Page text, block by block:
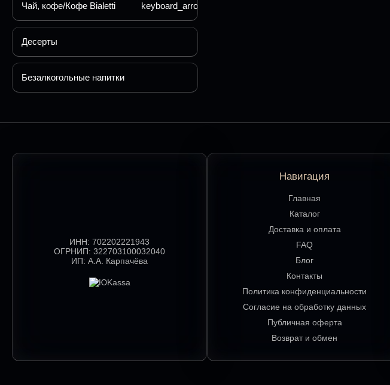
Чай, кофе/Кофе Bialetti keyboard_arrow_down
Десерты
Безалкогольные напитки
ИНН: 702202221943
ОГРНИП: 322703100032040
ИП: А.А. Карпачёва
Навигация
Главная
Каталог
Доставка и оплата
FAQ
Блог
Контакты
Политика конфиденциальности
Согласие на обработку данных
Публичная оферта
Возврат и обмен